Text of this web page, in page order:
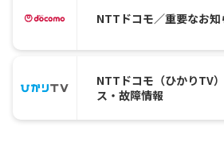
NTTドコモ／重要なお
NTTドコモ（ひかりTV
ス・故障情報